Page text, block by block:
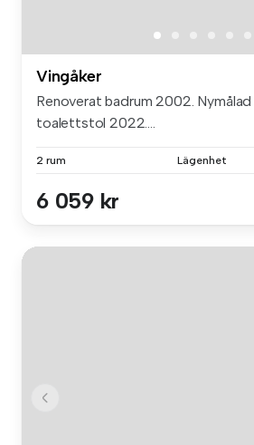
Vingåker
Renoverat badrum 2002.
toalettstol 2022....
2 rum Lägenhet
6 059 kr